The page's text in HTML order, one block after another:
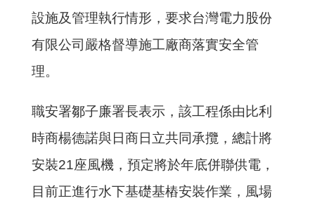
設施及管理執行情形，要求台灣電力股份
有限公司嚴格督導施工廠商落實安全管
理。
職安署鄒子廉署長表示，該工程係由比利
時商楊德諾與日商日立共同承攬，總計將
安裝21座風機，預定將於年底併聯供電，
目前正進行水下基礎基樁安裝作業，風場